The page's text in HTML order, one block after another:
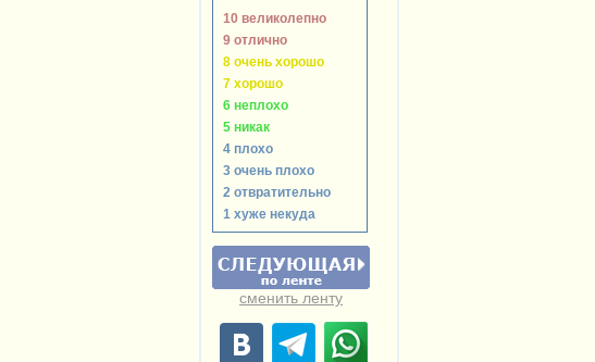
10 великолепно
9 отлично
8 очень хорошо
7 хорошо
6 неплохо
5 никак
4 плохо
3 очень плохо
2 отвратительно
1 хуже некуда
сменить ленту